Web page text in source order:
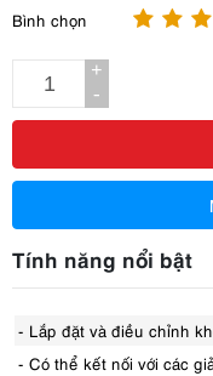
Bình chọn
+
-
Tính năng nổi bật
- Lắp đặt và điều chỉnh
- Có thể kết nối với các